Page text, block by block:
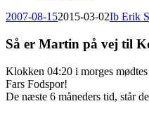
2007-08-152015-03-02Ib Erik
Så er Martin på vej til
Klokken 04:20 i morges
Fars Fodspor!
De næste 6 måneders tid, står